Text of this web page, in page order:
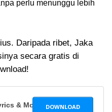
perlu menunggu lebih
Daripada ribet, Jaka
secara gratis di
& More 4.1.1
DOWNLOAD